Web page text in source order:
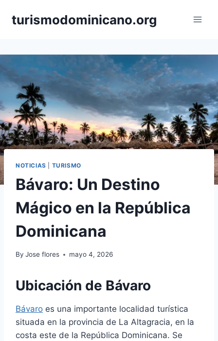
turismodominicano.org
NOTICIAS TURISMO
Bávaro: Un Destino
Mágico en la República
Dominicana
By Jose flores mayo 4, 2026
Ubicación de Bávaro
Bávaro es una importante localidad turística
situada en la provincia de La Altagracia, en la
costa este de la República Dominicana. Se